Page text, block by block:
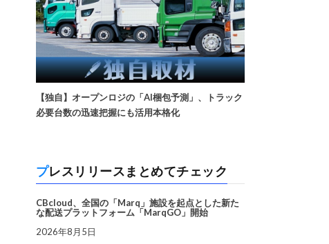
【独自】オープンロジの「AI梱包予測」、トラック
必要台数の迅速把握にも活用本格化
プレスリリースまとめてチェック
CBcloud、全国の「Marq」施設を起点とした新た
な配送プラットフォーム「MarqGO」開始
2026年8月5日